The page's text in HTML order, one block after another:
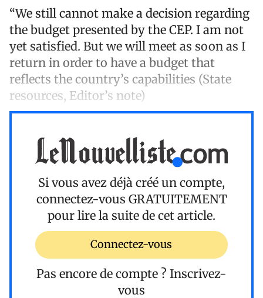
“We still cannot make a decision regarding
the budget presented by the CEP. I am not
yet satisfied. But we will meet as soon as I
return in order to have a budget that
reflects the country’s capabilities (State
resources, Editor’s note)
Si vous avez déjà créé un compte,
connectez-vous GRATUITEMENT
pour lire la suite de cet article.
Connectez-vous
Pas encore de compte ? Inscrivez-
vous